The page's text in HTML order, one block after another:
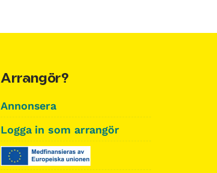
Arrangör?
Annonsera
Logga in som arrangör